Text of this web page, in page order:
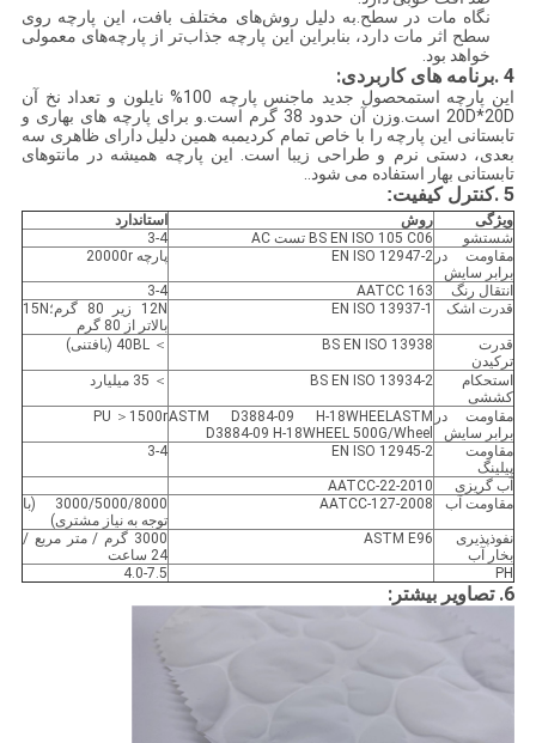
نگاه مات در سطح.به دلیل روش‌های مختلف بافت، این پارچه روی
سطح اثر مات دارد، بنابراین این پارچه جذاب‌تر از پارچه‌های معمولی
خواهد بود.
4 .برنامه های کاربردی:
این پارچه است
محصول جدید ماجنس پارچه 100% نایلون و تعداد نخ آن
20D*20D است.وزن آن حدود 38 گرم است.و برای پارچه های بهاری و
تابستانی این پارچه را با خاص تمام کردیمبه همین دلیل دارای ظاهری سه
بعدی، دستی نرم و طراحی زیبا است. این پارچه همیشه در مانتوهای
تابستانی بهار استفاده می شود..
5 .کنترل کیفیت :
ویژگی روش
استاندارد
شستشو
BS EN ISO 105 C06 تست AC
3-4
مقاومت در
برابر سایش
EN ISO 12947-2 پارچه 20000r
انتقال رنگ AATCC 163
3-4
قدرت اشک
EN ISO 13937-1
12N زیر 80 گرم؛15N
بالاتر از 80 گرم
قدرت
ترکیدن
BS EN ISO 13938 ＞ 40BL (بافتنی)
استحکام
کششی
BS EN ISO 13934-2 ＞ 35 میلیارد
مقاومت در
برابر سایش
ASTM D3884-09 H-18WHEELASTM
D3884-09 H-18WHEEL 500G/Wheel
PU ＞1500r
مقاومت
پیلینگ
EN ISO 12945-2
3-4
آب گریزی
AATCC-22-2010
مقاومت آب
AATCC-127-2008
3000/5000/8000 (با
توجه به نیاز مشتری)
نفوذپذیری
بخار آب
ASTM E96
3000 گرم / متر مربع /
24 ساعت
PH
4.0-7.5
6. تصاویر بیشتر: